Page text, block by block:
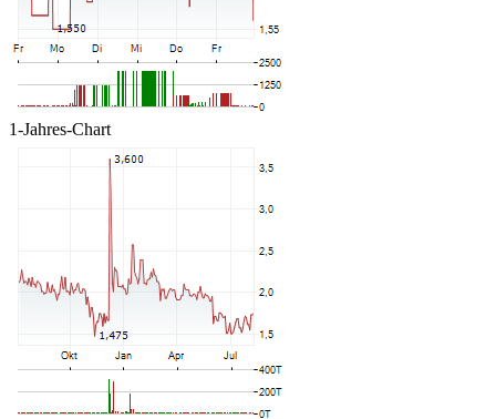
1-Jahres-Chart